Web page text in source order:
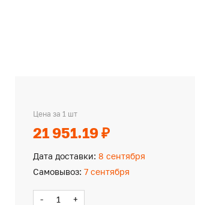
Цена за 1 шт
21 951.19 ₽
Дата доставки: 8 сентября
Самовывоз: 7 сентября
- +